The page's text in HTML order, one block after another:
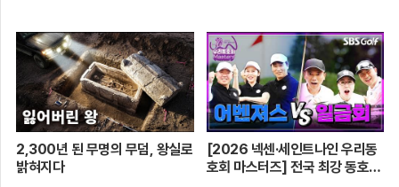
2,300년 된 무명의 무덤, 왕실로
밝혀지다
[2026 넥센·세인트나인 우리동
호회 마스터즈] 전국 최강 동호회